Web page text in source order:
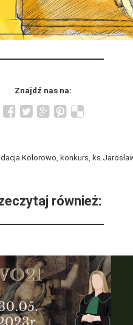
Znajdź nas na:
Kolorowo ,konkurs ,
również: